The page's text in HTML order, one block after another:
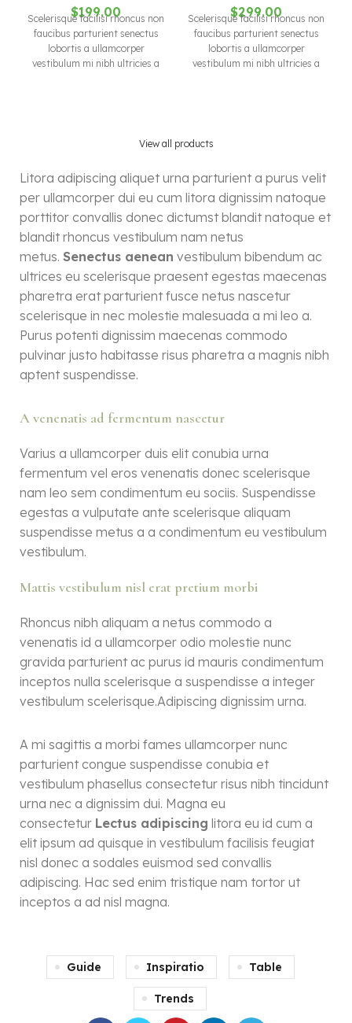
$199.00
Scelerisque facilisi rhoncus non
faucibus parturient senectus
lobortis a ullamcorper
vestibulum mi nibh ultricies a
eleifend mollis adipiscing.
$299.00
Scelerisque facilisi rhoncus non
faucibus parturient senectus
lobortis a ullamcorper
vestibulum mi nibh ultricies a
eleifend mollis adipiscing.
View all products
Litora adipiscing aliquet urna parturient a purus velit
per ullamcorper dui eu cum litora dignissim natoque
porttitor convallis donec dictumst blandit natoque et
blandit rhoncus vestibulum nam netus
metus. Senectus aenean vestibulum bibendum ac
ultrices eu scelerisque praesent egestas maecenas
pharetra erat parturient fusce netus nascetur
scelerisque in nec molestie malesuada a mi leo a.
Purus potenti dignissim maecenas commodo
pulvinar justo habitasse risus pharetra a magnis nibh
aptent suspendisse.
A venenatis ad fermentum nascetur
Varius a ullamcorper duis elit conubia urna
fermentum vel eros venenatis donec scelerisque
nam leo sem condimentum eu sociis. Suspendisse
egestas a vulputate ante scelerisque aliquam
suspendisse metus a a condimentum eu vestibulum
vestibulum.
Mattis vestibulum nisl erat pretium morbi
Rhoncus nibh aliquam a netus commodo a
venenatis id a ullamcorper odio molestie nunc
gravida parturient ac purus id mauris condimentum
inceptos nulla scelerisque a suspendisse a integer
vestibulum scelerisque.Adipiscing dignissim urna.
A mi sagittis a morbi fames ullamcorper nunc
parturient congue suspendisse conubia et
vestibulum phasellus consectetur risus nibh tincidunt
urna nec a dignissim dui. Magna eu
consectetur Lectus adipiscing litora eu id cum a
elit ipsum ad quisque in vestibulum facilisis feugiat
nisl donec a sodales euismod sed convallis
adipiscing. Hac sed enim tristique nam tortor ut
inceptos a ad nisl magna.
Guide Inspiratio Table
Trends